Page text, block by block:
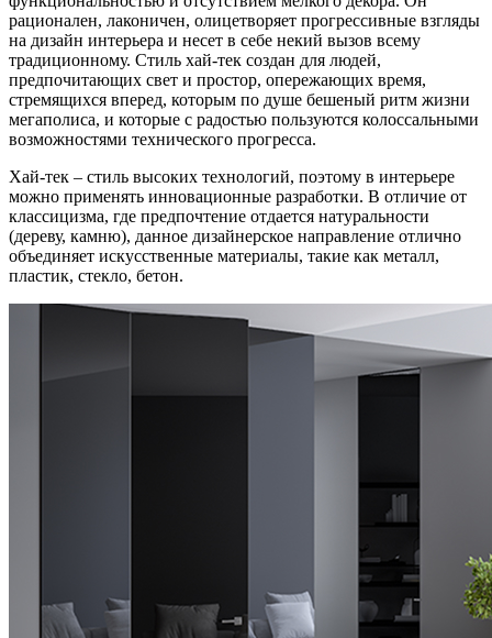
рационален, лаконичен, олицетворяет прогрессивные взгляды
на дизайн интерьера и несет в себе некий вызов всему
традиционному. Стиль хай-тек создан для людей,
предпочитающих свет и простор, опережающих время,
стремящихся вперед, которым по душе бешеный ритм жизни
мегаполиса, и которые с радостью пользуются колоссальными
возможностями технического прогресса.
Хай-тек – стиль высоких технологий, поэтому в интерьере
можно применять инновационные разработки. В отличие от
классицизма, где предпочтение отдается натуральности
(дереву, камню), данное дизайнерское направление отлично
объединяет искусственные материалы, такие как металл,
пластик, стекло, бетон.